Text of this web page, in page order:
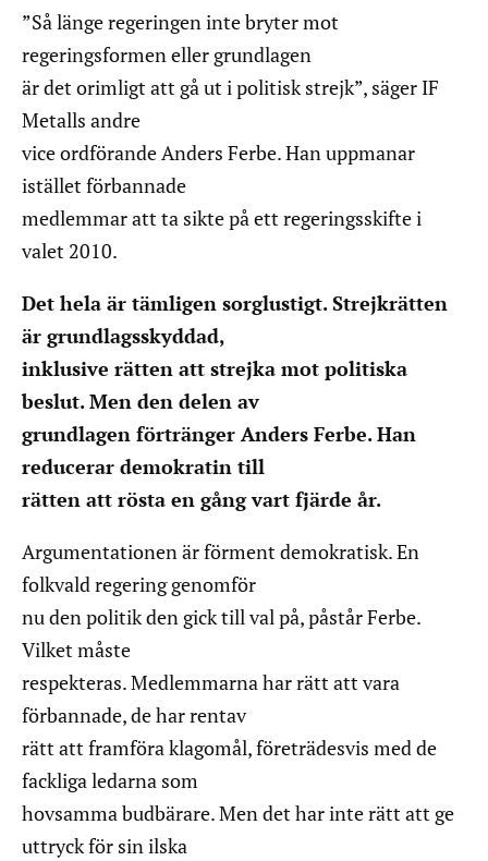
”Så länge regeringen inte bryter mot
regeringsformen eller grundlagen
är det orimligt att gå ut i politisk strejk”, säger IF
Metalls andre
vice ordförande Anders Ferbe. Han uppmanar
istället förbannade
medlemmar att ta sikte på ett regeringsskifte i
valet 2010.
Det hela är tämligen sorglustigt. Strejkrätten
är grundlagsskyddad,
inklusive rätten att strejka mot politiska
beslut. Men den delen av
grundlagen förtränger Anders Ferbe. Han
reducerar demokratin till
rätten att rösta en gång vart fjärde år.
Argumentationen är förment demokratisk. En
folkvald regering genomför
nu den politik den gick till val på, påstår Ferbe.
Vilket måste
respekteras. Medlemmarna har rätt att vara
förbannade, de har rentav
rätt att framföra klagomål, företrädesvis med de
fackliga ledarna som
hovsamma budbärare. Men det har inte rätt att ge
uttryck för sin ilska